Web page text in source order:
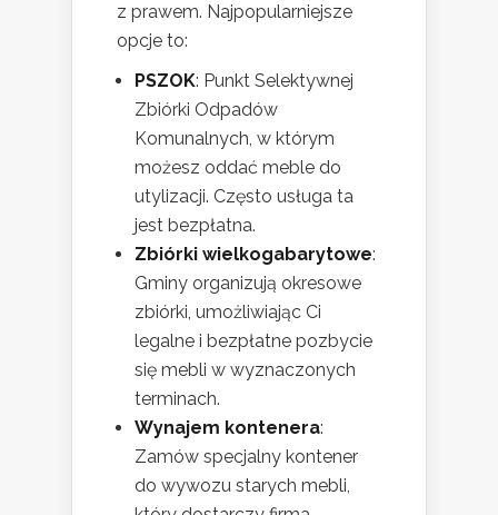
z prawem. Najpopularniejsze
opcje to:
PSZOK: Punkt Selektywnej
Zbiórki Odpadów
Komunalnych, w którym
możesz oddać meble do
utylizacji. Często usługa ta
jest bezpłatna.
Zbiórki wielkogabarytowe:
Gminy organizują okresowe
zbiórki, umożliwiając Ci
legalne i bezpłatne pozbycie
się mebli w wyznaczonych
terminach.
Wynajem kontenera:
Zamów specjalny kontener
do wywozu starych mebli,